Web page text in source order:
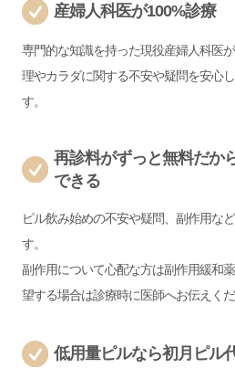
産婦人科医が100%診療
専門的な知識を持った現役産婦人科医
理やカラダに関する不安や疑問を安心
す。
再診料がずっと無料だか
できる
ピル飲み始めの不安や疑問、副作用な
す。
副作用について心配な方は副作用緩和
望する場合は診療時に医師へお伝えくだ
低用量ピルなら初月ピル